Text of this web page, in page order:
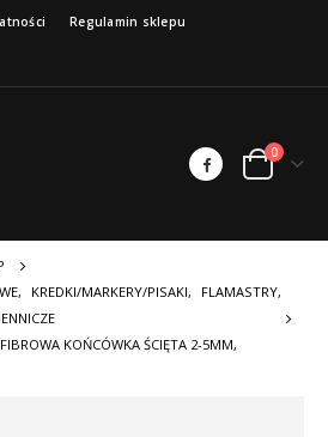
Regulamin sklepu
0
, KREDKI/MARKERY/PISAKI, FLAMASTRY,
KOŃCÓWKA ŚCIĘTA 2-5MM,